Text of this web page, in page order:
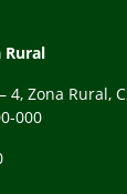
Rural
4, Zona Rural,
000